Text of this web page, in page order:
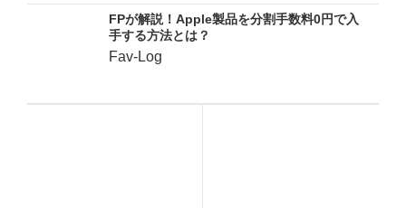
FPが解説！Apple製品を分割手数料0円で入
手する方法とは？
Fav-Log